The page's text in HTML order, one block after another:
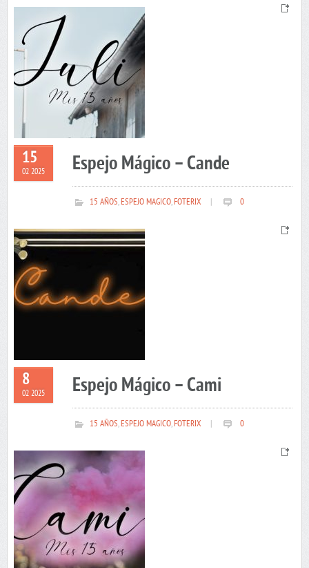
15
02 2025 Espejo Mágico – Cande
15 AÑOS,ESPEJO MAGICO,FOTERIX 0
8
02 2025 Espejo Mágico – Cami
15 AÑOS,ESPEJO MAGICO,FOTERIX 0